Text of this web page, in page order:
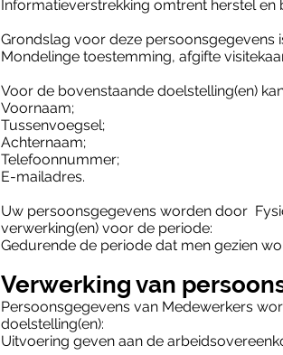
Informatieverstrekking omtrent herstel
Grondslag voor deze persoonsgegevens
Mondelinge toestemming, afgifte
Voor de bovenstaande doelstelling(en)
Voornaam;
Tussenvoegsel;
Achternaam;
Telefoonnummer;
E-mailadres.
Uw persoonsgegevens worden door
verwerking(en) voor de periode:
Gedurende de periode dat men gezien
Verwerking van
Persoonsgegevens van Medewerkers
doelstelling(en):
Uitvoering geven aan de